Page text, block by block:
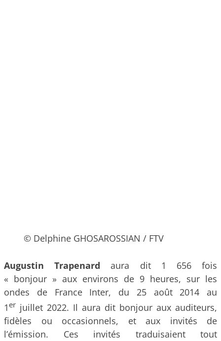
© Delphine GHOSAROSSIAN / FTV
Augustin Trapenardaura dit 1 656 fois
« bonjour » aux environs de 9 heures, sur les
ondes de France Inter, du 25 août 2014 au
1er juillet 2022. Il aura dit bonjour aux auditeurs,
fidèles ou occasionnels, et aux invités de
l’émission. Ces invités traduisaient tout